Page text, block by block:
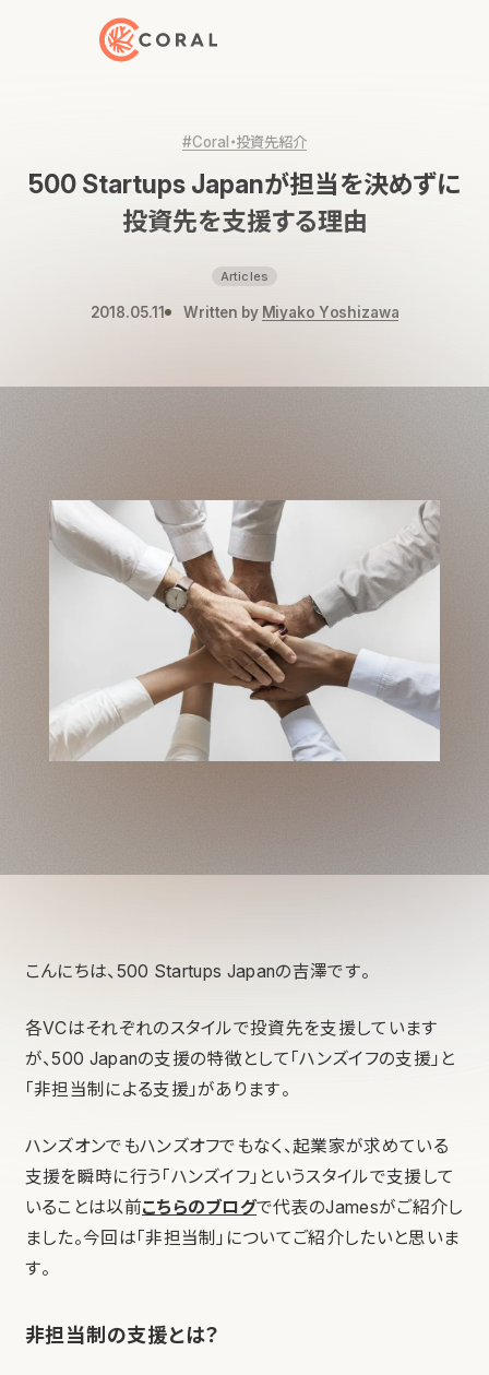
トップページへ戻る
#Coral・投資先紹介
500 Startups Japanが担当を決めずに
投資先を支援する理由
Articles
2018.05.11 Written by Miyako Yoshizawa
こんにちは、500 Startups Japanの吉澤です。
各VCはそれぞれのスタイルで投資先を支援しています
が、500 Japanの支援の特徴として「ハンズイフの支援」と
「非担当制による支援」があります。
ハンズオンでもハンズオフでもなく、起業家が求めている
支援を瞬時に行う「ハンズイフ」というスタイルで支援して
いることは以前こちらのブログで代表のJamesがご紹介し
ました。今回は「非担当制」についてご紹介したいと思いま
す。
非担当制の支援とは？